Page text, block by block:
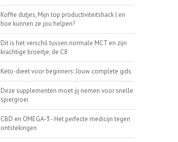
Koffie dutjes, Mijn top productiviteitshack | en
hoe kunnen ze jou helpen?
Dit is het verschil tussen normale MCT en zijn
krachtige broertje, de C8
Keto-dieet voor beginners: Jouw complete gids
Deze supplementen moet jij nemen voor snelle
spiergroei
CBD en OMEGA-3 - Het perfecte medicijn tegen
ontstekingen